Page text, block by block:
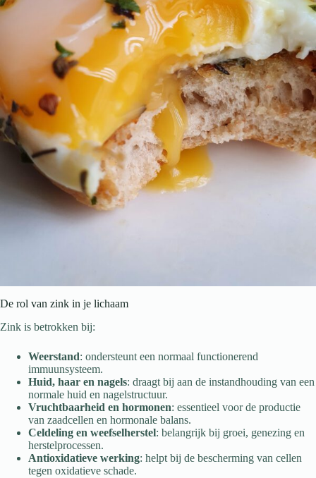
De rol van zink in je lichaam
Zink is betrokken bij:
Weerstand: ondersteunt een normaal functionerend
immuunsysteem.
Huid, haar en nagels: draagt bij aan de instandhouding van een
normale huid en nagelstructuur.
Vruchtbaarheid en hormonen: essentieel voor de productie
van zaadcellen en hormonale balans.
Celdeling en weefselherstel: belangrijk bij groei, genezing en
herstelprocessen.
Antioxidatieve werking: helpt bij de bescherming van cellen
tegen oxidatieve schade.